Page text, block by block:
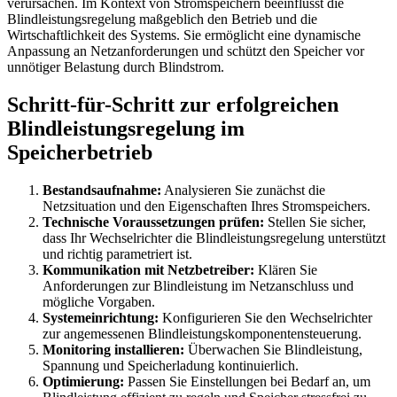
Blindleistungsregelung maßgeblich den Betrieb und die
Wirtschaftlichkeit des Systems. Sie ermöglicht eine dynamische
Anpassung an Netzanforderungen und schützt den Speicher vor
unnötiger Belastung durch Blindstrom.
Schritt-für-Schritt zur erfolgreichen
Blindleistungsregelung im
Speicherbetrieb
Bestandsaufnahme: Analysieren Sie zunächst die
Netzsituation und den Eigenschaften Ihres Stromspeichers.
Technische Voraussetzungen prüfen: Stellen Sie sicher,
dass Ihr Wechselrichter die Blindleistungsregelung unterstützt
und richtig parametriert ist.
Kommunikation mit Netzbetreiber: Klären Sie
Anforderungen zur Blindleistung im Netzanschluss und
mögliche Vorgaben.
Systemeinrichtung: Konfigurieren Sie den Wechselrichter
zur angemessenen Blindleistungskomponentensteuerung.
Monitoring installieren: Überwachen Sie Blindleistung,
Spannung und Speicherladung kontinuierlich.
Optimierung: Passen Sie Einstellungen bei Bedarf an, um